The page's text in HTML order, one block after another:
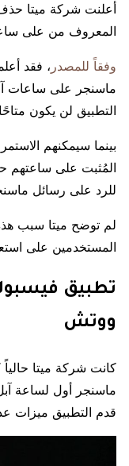
أعلنت شركة ميتا
المعروف من على
وفقاً للمصدر ، فقد
التطبيق لن يكون متاحًا بعد
بينما سيمكنهم
المُثبت على ساعتهم
للرد على رسائل
لم توضح ميتا سبب
المستخدمين على
تطبيق
ووتش
كانت شركة ميتا
قدم التطبيق ميزات